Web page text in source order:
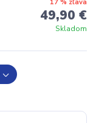
Skladom
17 % zľava
49,90 €